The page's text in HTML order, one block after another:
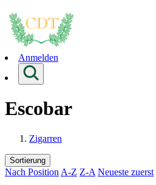
Anmelden
Escobar
Zigarren
Sortierung
Nach Position A-Z Z-A Neueste zuerst